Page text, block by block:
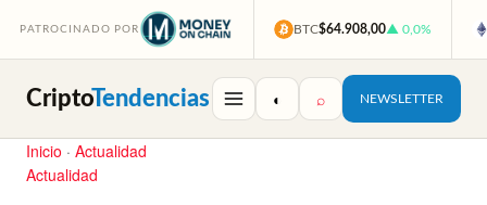
PATROCINADO POR BTC$64.908,00▲ 0,0%
CriptoTendencias ◐ ⌕ NEWSLETTER
Inicio · Actualidad
Actualidad